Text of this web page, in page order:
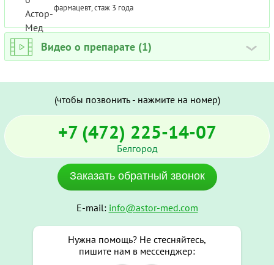
фармацевт, стаж 3 года
Видео о препарате (1) ›
(чтобы позвонить - нажмите на номер)
+7 (472) 225-14-07
Белгород
Заказать обратный звонок
E-mail: info@astor-med.com
Нужна помощь? Не стесняйтесь,
пишите нам в мессенджер: